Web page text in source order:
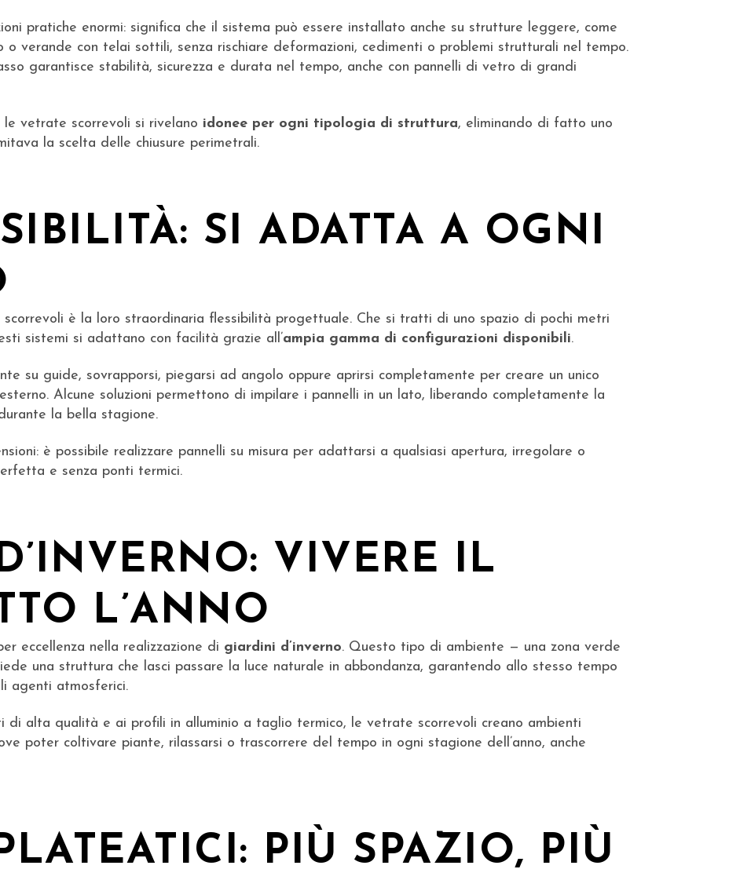
pratiche enormi: significa che il sistema può essere installato anche su strutture leggere, come
verande con telai sottili, senza rischiare deformazioni, cedimenti o problemi strutturali nel tempo.
garantisce stabilità, sicurezza e durata nel tempo, anche con pannelli di vetro di grandi
vetrate scorrevoli si rivelano idonee per ogni tipologia di struttura, eliminando di fatto uno
la scelta delle chiusure perimetrali.
SI ADATTA A OGNI
è la loro straordinaria flessibilità progettuale. Che si tratti di uno spazio di pochi metri
sistemi si adattano con facilità grazie all’ampia gamma di configurazioni disponibili.
su guide, sovrapporsi, piegarsi ad angolo oppure aprirsi completamente per creare un unico
Alcune soluzioni permettono di impilare i pannelli in un lato, liberando completamente la
la bella stagione.
è possibile realizzare pannelli su misura per adattarsi a qualsiasi apertura, irregolare o
e senza ponti termici.
VIVERE IL
L’ANNO
eccellenza nella realizzazione di giardini d’inverno. Questo tipo di ambiente — una zona verde
una struttura che lasci passare la luce naturale in abbondanza, garantendo allo stesso tempo
agenti atmosferici.
alta qualità e ai profili in alluminio a taglio termico, le vetrate scorrevoli creano ambienti
poter coltivare piante, rilassarsi o trascorrere del tempo in ogni stagione dell’anno, anche
PIÙ SPAZIO, PIÙ